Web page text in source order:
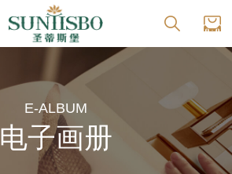
E-ALBUM
电子画册